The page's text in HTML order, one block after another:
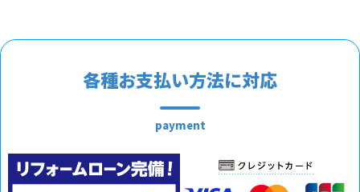
各種お支払い方法に対応
payment